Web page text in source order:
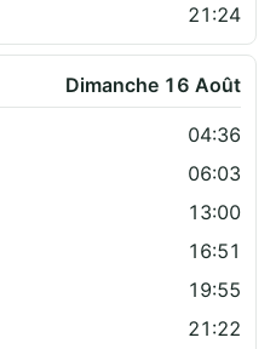
21:24
Dimanche 16 Août
04:36
06:03
13:00
16:51
19:55
21:22